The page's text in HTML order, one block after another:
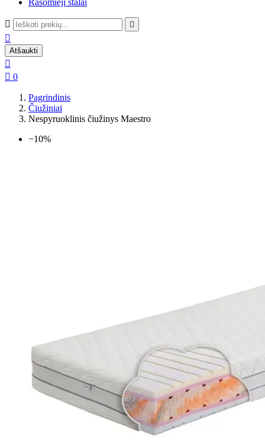
Rašomieji stalai
 

Atšaukti

 0
Pagrindinis
Čiužiniai
Nespyruoklinis čiužinys Maestro
−10%